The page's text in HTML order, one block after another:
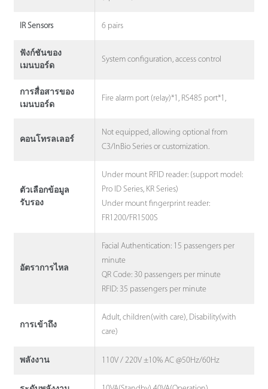
IR Sensors 6 pairs
ฟังก์ชันของ
เมนบอร์ด
System configuration, access control
การสื่อสารของ
เมนบอร์ด
Fire alarm port (relay)*1, RS485 port*1,
คอนโทรลเลอร์
Not equipped, allowing optional from
C3/InBio Series or customization.
ตัวเลือกข้อมูล
รับรอง
Under mount RFID reader: (support model:
Pro ID Series, KR Series)
Under mount fingerprint reader:
FR1200/FR1500S
อัตราการไหล
Facial Authentication: 15 passengers per
minute
QR Code: 30 passengers per minute
RFID: 35 passengers per minute
การเข้าถึง
Adult, children(with care), Disability(with
care)
พลังงาน 110V / 220V ±10% AC @50Hz/60Hz